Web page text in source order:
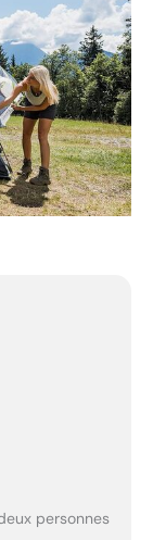
personnes